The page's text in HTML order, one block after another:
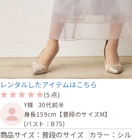
レンタルしたアイテムはこちら
(5点)
Y様
30代前半
身長159cm【普段のサイズM】
(バスト：B75)
商品サイズ：普段のサイズ カラー：シ